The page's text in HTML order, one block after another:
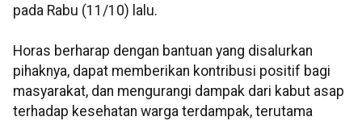
pada Rabu (11/10) lalu.
Horas berharap dengan bantuan yang disalurkan
pihaknya, dapat memberikan kontribusi positif bagi
masyarakat, dan mengurangi dampak dari kabut asap
terhadap kesehatan warga terdampak, terutama